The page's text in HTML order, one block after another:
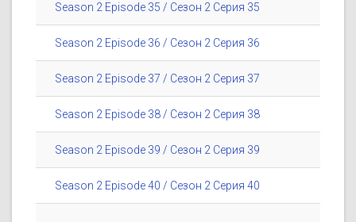
Season 2 Episode 35 / Сезон 2 Серия 35
Season 2 Episode 36 / Сезон 2 Серия 36
Season 2 Episode 37 / Сезон 2 Серия 37
Season 2 Episode 38 / Сезон 2 Серия 38
Season 2 Episode 39 / Сезон 2 Серия 39
Season 2 Episode 40 / Сезон 2 Серия 40